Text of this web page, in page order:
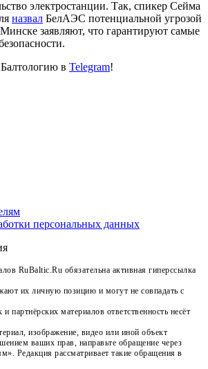
электростанции. Так, спикер Сейма
назвал БелАЭС потенциальной угрозой
заявляют, что гарантируют самые
в Telegram!
персональных данных
RuBaltic.Ru обязательна активная гиперссылка
их личную позицию и могут не совпадать с
партнёрских материалов ответственность несёт
изображение, видео или иной объект
ваших прав, направьте обращение через
Редакция рассматривает такие обращения в